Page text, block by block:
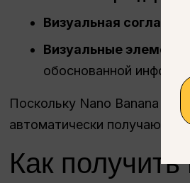
Визуальная
Визуальные
обоснованной
Поскольку Nano Banana Pro
автоматически получают к
Как